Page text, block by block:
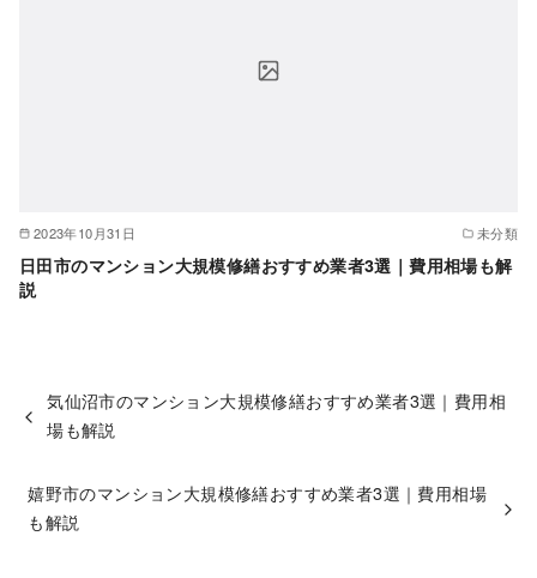
2023年10月31日 未分類
日田市のマンション大規模修繕おすすめ業者3選｜費用相場も解
説
気仙沼市のマンション大規模修繕おすすめ業者3選｜費用相
場も解説
嬉野市のマンション大規模修繕おすすめ業者3選｜費用相場
も解説